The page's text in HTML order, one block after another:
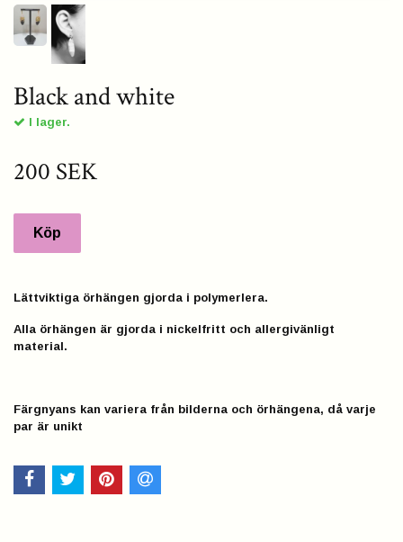
Black and white
I lager.
200 SEK
Lättviktiga örhängen gjorda i polymerlera.
Alla örhängen är gjorda i nickelfritt och allergivänligt
material.
Färgnyans kan variera från bilderna och örhängena, då varje
par är unikt